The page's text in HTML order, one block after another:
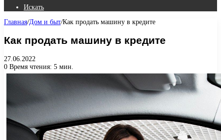
Искать
Главная/Дом и быт/Как продать машину в кредите
Как продать машину в кредите
27.06.2022
0 Время чтения: 5 мин.